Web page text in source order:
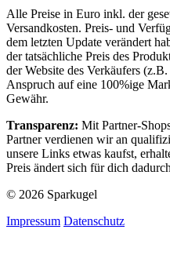
Alle Preise in Euro inkl. der
Versandkosten. Preis- und
dem letzten Update verändert
der tatsächliche Preis des
der Website des Verkäufers
Anspruch auf eine 100%ige
Gewähr.
Transparenz: Mit Partner-
Partner verdienen wir an
unsere Links etwas kaufst,
Preis ändert sich für dich
© 2026 Sparkugel
Impressum Datenschutz